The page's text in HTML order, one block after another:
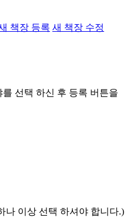
책장 등록 새 책장 수정
선택 하신 후 등록 버튼을
나 이상 선택 하셔야 합니다.)